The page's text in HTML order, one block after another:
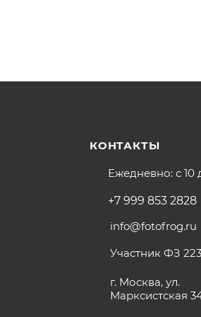
КОНТАКТЫ
Ежедневно: с 10
+7 999 853 2828
info@fotofrog.ru
Участник ФЗ
г. Москва, ул.
Марксистская